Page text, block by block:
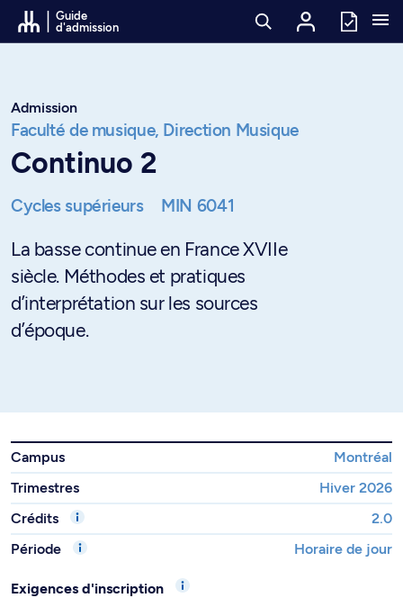
Passer au contenu
Guide
d'admission
Admission
Faculté de musique, Direction Musique
Continuo 2
Cycles supérieurs MIN 6041
La basse continue en France XVIIe
siècle. Méthodes et pratiques
d’interprétation sur les sources
d’époque.
Campus
Montréal
Trimestres
Hiver 2026
Crédits
2.0
Période
Horaire de jour
Exigences d'inscription